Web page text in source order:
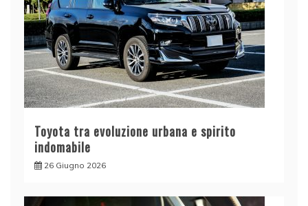
Toyota tra evoluzione urbana e spirito
indomabile
26 Giugno 2026